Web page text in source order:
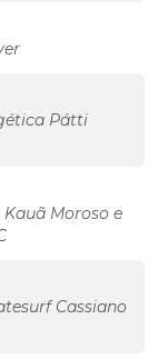
Pátti
Kauã Moroso e
Cassiano